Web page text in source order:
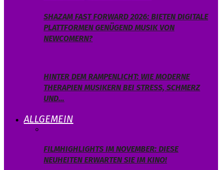
SHAZAM FAST FORWARD 2026: BIETEN DIGITALE
PLATTFORMEN GENÜGEND MUSIK VON
NEWCOMERN?
HINTER DEM RAMPENLICHT: WIE MODERNE
THERAPIEN MUSIKERN BEI STRESS, SCHMERZ
UND…
ALLGEMEIN
FILMHIGHLIGHTS IM NOVEMBER: DIESE
NEUHEITEN ERWARTEN SIE IM KINO!